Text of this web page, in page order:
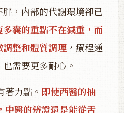
，內部的代謝環境卻已
多囊的重點不在減重，而
整和體質調理 ，療程通
需要更多耐心。
力點。 即使西醫的抽
中醫的辨證還是能從舌